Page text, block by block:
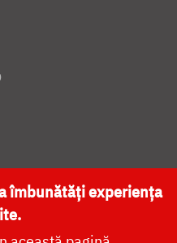
NAȚIONALĂ
îmbunătăți experiența